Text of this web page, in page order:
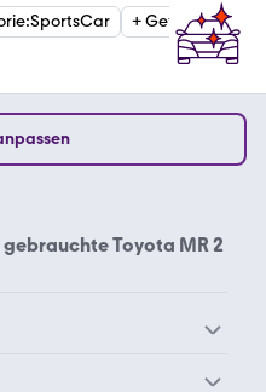
:SportsCar +Getriebe:
gebrauchte Toyota MR 2